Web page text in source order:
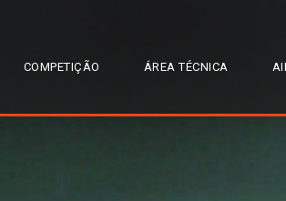
COMPETIÇÃO ÁREA TÉCNICA